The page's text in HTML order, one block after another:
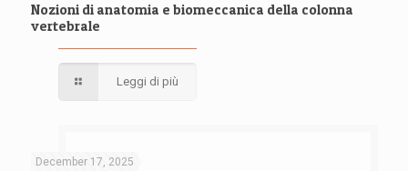
Nozioni di anatomia e biomeccanica della colonna
vertebrale
Leggi di più
December 17, 2025